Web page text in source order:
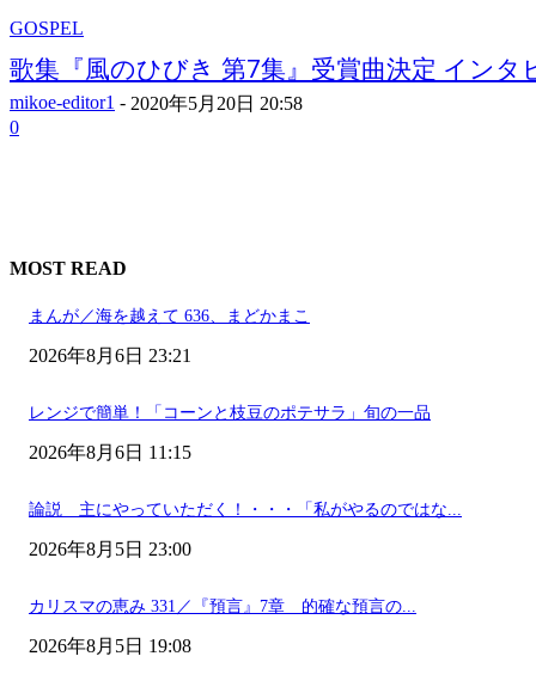
GOSPEL
歌集『風のひびき 第7集』受賞曲決定 インタ
mikoe-editor1 - 2020年5月20日 20:58
0
MOST READ
まんが／海を越えて 636、まどかまこ
2026年8月6日 23:21
レンジで簡単！「コーンと枝豆のポテサラ」旬の一品
2026年8月6日 11:15
論説 主にやっていただく！・・・「私がやるのではな...
2026年8月5日 23:00
カリスマの恵み 331／『預言』7章 的確な預言の...
2026年8月5日 19:08